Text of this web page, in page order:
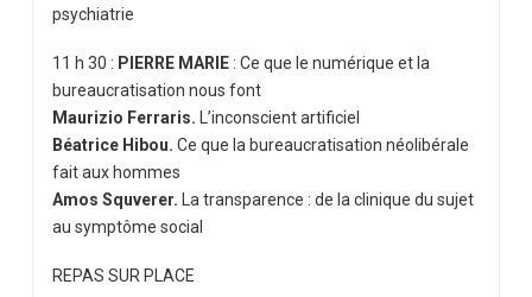
psychiatrie
11 h 30 : PIERRE MARIE: Ce que le numérique et la
bureaucratisation nous font
Maurizio Ferraris.
L’inconscient artificiel
Béatrice Hibou. Ce que la bureaucratisation néolibérale
fait aux hommes
Amos Squverer.
La transparence : de la clinique du sujet
au symptôme social
REPAS SUR PLACE